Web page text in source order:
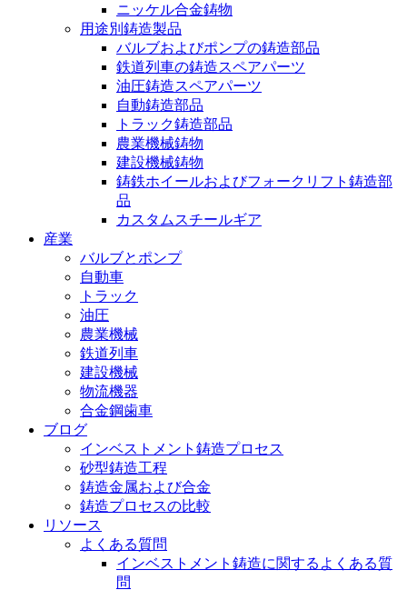
ニッケル合金鋳物
用途別鋳造製品
バルブおよびポンプの鋳造部品
鉄道列車の鋳造スペアパーツ
油圧鋳造スペアパーツ
自動鋳造部品
トラック鋳造部品
農業機械鋳物
建設機械鋳物
鋳鉄ホイールおよびフォークリフト鋳造部
品
カスタムスチールギア
産業
バルブとポンプ
自動車
トラック
油圧
農業機械
鉄道列車
建設機械
物流機器
合金鋼歯車
ブログ
インベストメント鋳造プロセス
砂型鋳造工程
鋳造金属および合金
鋳造プロセスの比較
リソース
よくある質問
インベストメント鋳造に関するよくある質
問